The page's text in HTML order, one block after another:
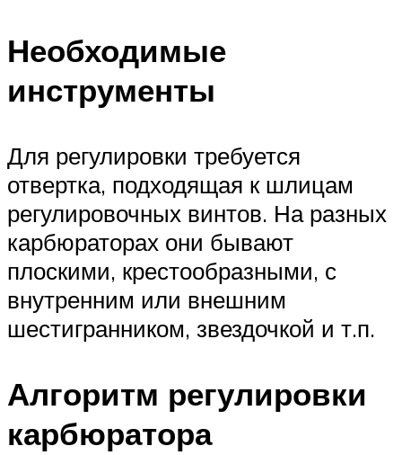
Необходимые
инструменты
Для регулировки требуется
отвертка, подходящая к шлицам
регулировочных винтов. На разных
карбюраторах они бывают
плоскими, крестообразными, с
внутренним или внешним
шестигранником, звездочкой и т.п.
Алгоритм регулировки
карбюратора